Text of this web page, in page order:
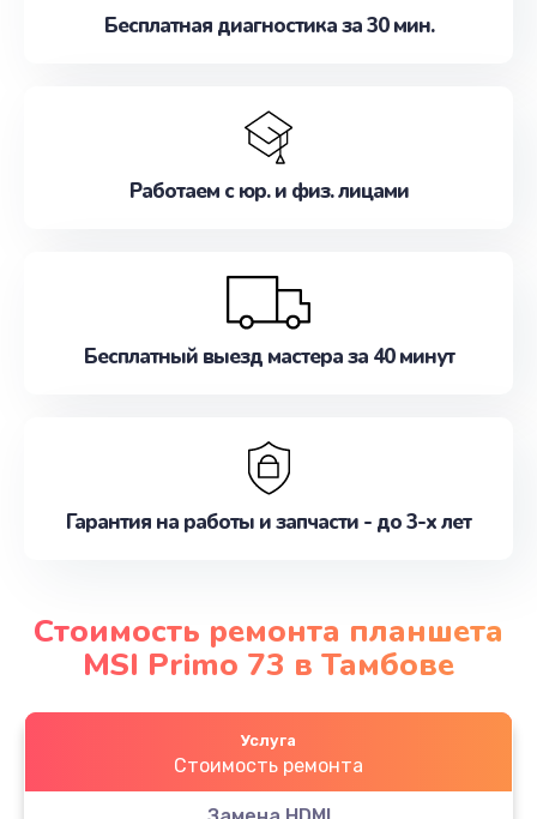
Бесплатная диагностика за 30 мин.
Работаем с юр. и физ. лицами
Бесплатный выезд мастера за 40 минут
Гарантия на работы и запчасти - до 3-х лет
Стоимость ремонта планшета
MSI Primo 73 в Тамбове
Услуга
Стоимость ремонта